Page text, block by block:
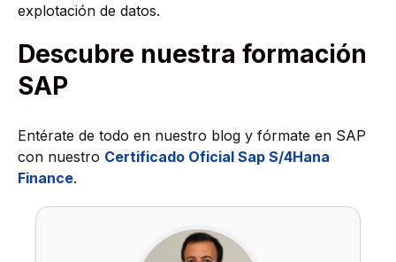
explotación de datos.
Descubre nuestra formación
SAP
Entérate de todo en nuestro blog y fórmate en SAP
con nuestro Certificado Oficial Sap S/4Hana
Finance.